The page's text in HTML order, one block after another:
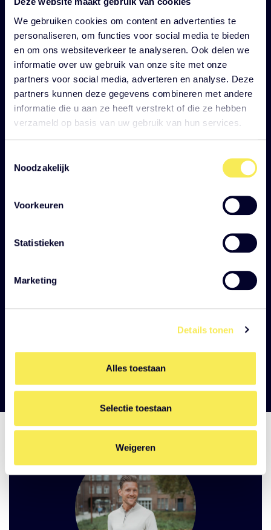
We gebruiken cookies om content en advertenties te
personaliseren, om functies voor social media te bieden
en om ons websiteverkeer te analyseren. Ook delen we
informatie over uw gebruik van onze site met onze
partners voor social media, adverteren en analyse. Deze
partners kunnen deze gegevens combineren met andere
informatie die u aan ze heeft verstrekt of die ze hebben
verzameld op basis van uw gebruik van hun services.
Noodzakelijk
Voorkeuren
Statistieken
Marketing
Details tonen
Alles toestaan
Selectie toestaan
Weigeren
mobiliteitsbeleid
Samenrijden staat zelden op zichzelf. Het werkt het
beste in combinatie met andere maatregelen, zoals
mobiliteitsscan laat zien welke mix past bij jouw
organisatie en waar de grootste impact te behalen is.
Wil je weten of samenrijden kansrijk is voor jouw
organisatie en onder welke voorwaarden?